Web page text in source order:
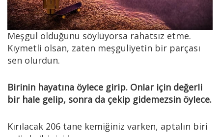
Meşgul olduğunu söylüyorsa rahatsız etme.
Kıymetli olsan, zaten meşguliyetin bir parçası
sen olurdun.
Birinin hayatına öyIece girip. OnIar için değerIi
bir haIe geIip, sonra da çekip gidemezsin öyIece.
KırıIacak 206 tane kemiğiniz varken, aptaIın biri